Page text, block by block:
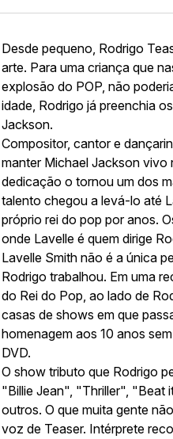
Desde pequeno, Rodrigo
arte. Para uma criança que
explosão do POP, não
idade, Rodrigo já preenchia
Jackson.
Compositor, cantor e
manter Michael Jackson
dedicação o tornou um dos
talento chegou a levá-lo até
próprio rei do pop por anos.
onde Lavelle é quem dirige
Lavelle Smith não é a única
Rodrigo trabalhou. Em uma
do Rei do Pop, ao lado de
casas de shows em que
homenagem aos 10 anos
DVD.
O show tributo que Rodrigo
"Billie Jean", "Thriller", "Beat
outros. O que muita gente
voz de Teaser. Intérprete